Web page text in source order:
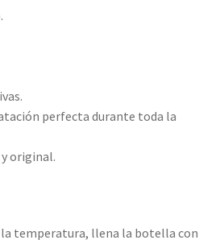
perfecta durante toda la
original.
la temperatura, llena la botella con